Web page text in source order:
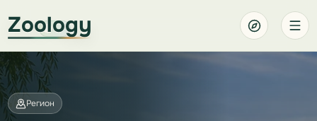
Zoology
Регион